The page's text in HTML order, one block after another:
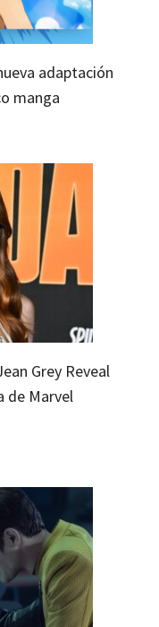
adaptación
manga
Grey Reveal
de Marvel